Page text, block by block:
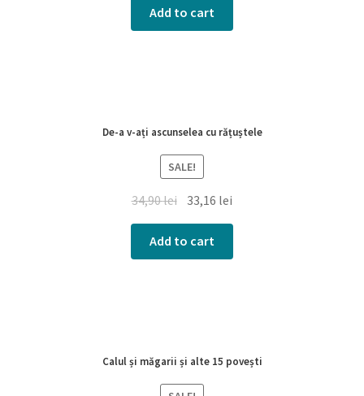
Add to cart
De-a v-ați ascunselea cu rățuștele
SALE!
34,90lei 33,16 lei
Add to cart
Calul și măgarii și alte 15 povești